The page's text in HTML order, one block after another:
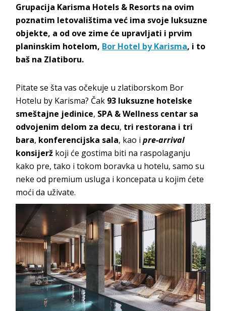
Grupacija Karisma Hotels & Resorts na ovim
poznatim letovalištima već ima svoje luksuzne
objekte, a od ove zime će upravljati i prvim
planinskim hotelom, Bor Hotel by Karisma, i to
baš na Zlatiboru.
Pitate se šta vas očekuje u zlatiborskom Bor
Hotelu by Karisma? Čak 93 luksuzne hotelske
smeštajne jedinice, SPA & Wellness centar sa
odvojenim delom za decu, tri restorana i tri
bara, konferencijska sala, kao ipre-arrival
konsijerž koji će gostima biti na raspolaganju
kako pre, tako i tokom boravka u hotelu, samo su
neke od premium usluga i koncepata u kojim ćete
moći da uživate.